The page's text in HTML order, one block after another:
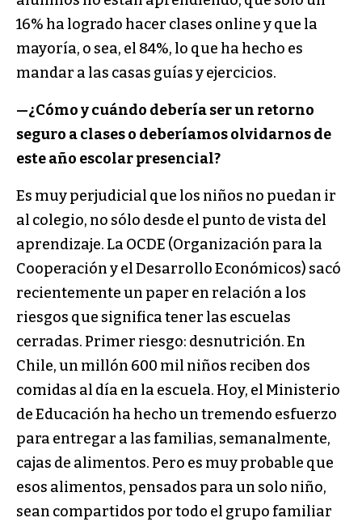
16% ha logrado hacer clases online y que la
mayoría, o sea, el 84%, lo que ha hecho es
mandar a las casas guías y ejercicios.
—¿Cómo y cuándo debería ser un retorno
seguro a clases o deberíamos olvidarnos de
este año escolar presencial?
Es muy perjudicial que los niños no puedan ir
al colegio, no sólo desde el punto de vista del
aprendizaje. La OCDE (Organización para la
Cooperación y el Desarrollo Económicos) sacó
recientemente un paper en relación a los
riesgos que significa tener las escuelas
cerradas. Primer riesgo: desnutrición. En
Chile, un millón 600 mil niños reciben dos
comidas al día en la escuela. Hoy, el Ministerio
de Educación ha hecho un tremendo esfuerzo
para entregar a las familias, semanalmente,
cajas de alimentos. Pero es muy probable que
esos alimentos, pensados para un solo niño,
sean compartidos por todo el grupo familiar